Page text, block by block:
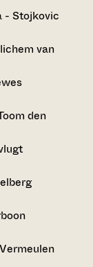
- Stojkovic
van
den